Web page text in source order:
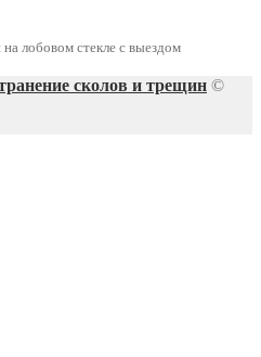
лобовом стекле с выездом
сколов и трещин ©